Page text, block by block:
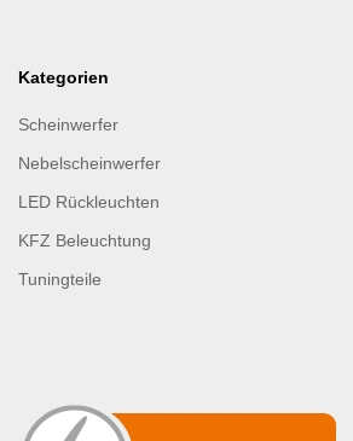
Kategorien
Scheinwerfer
Nebelscheinwerfer
LED Rückleuchten
KFZ Beleuchtung
Tuningteile